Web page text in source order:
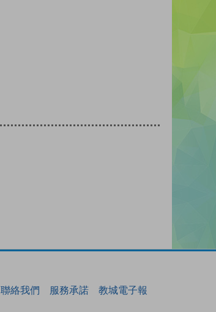
聯絡我們 服務承諾 教城電子報